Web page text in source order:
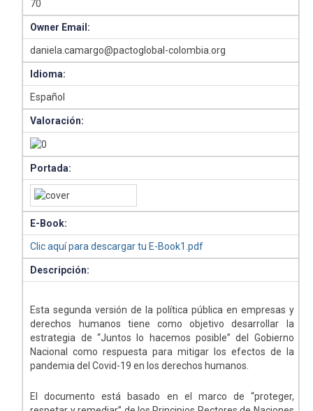
70
Owner Email:
daniela.camargo@pactoglobal-colombia.org
Idioma:
Español
Valoración:
Portada:
E-Book:
Clic aquí para descargar tu E-Book1.pdf
Descripción:
Esta segunda versión de la política pública en empresas y
derechos humanos tiene como objetivo desarrollar la
estrategia de “Juntos lo hacemos posible” del Gobierno
Nacional como respuesta para mitigar los efectos de la
pandemia del Covid-19 en los derechos humanos.
El documento está basado en el marco de “proteger,